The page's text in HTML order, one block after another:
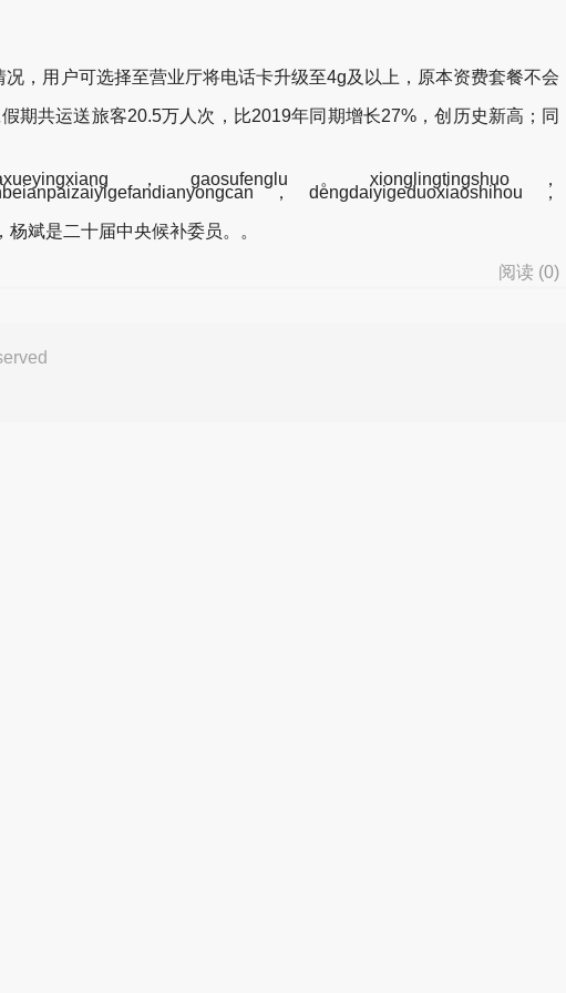
用户可选择至营业厅将电话卡升级至4g及以上，原本资费套餐不会
共运送旅客20.5万人次，比2019年同期增长27%，创历史新高；同
，gaosufenglu。xionglingtingshuo，
，dengdaiyigeduoxiaoshihou，
斌是二十届中央候补委员。。
阅读 (0)